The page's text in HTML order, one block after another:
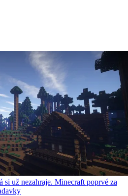
si už nezahraje. Minecraft poprvé za